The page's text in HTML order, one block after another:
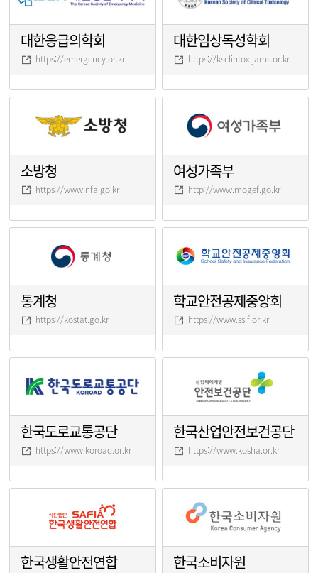
대한응급의학회
https://emergency.or.kr
대한임상독성학회
https://ksclintox.jams.or.kr
소방청
https://www.nfa.go.kr
여성가족부
http://www.mogef.go.kr
통계청
https://kostat.go.kr
학교안전공제중앙회
https://www.ssif.or.kr
한국도로교통공단
https://www.koroad.or.kr
한국산업안전보건공단
https://www.kosha.or.kr
한국생활안전연합 한국소비자원